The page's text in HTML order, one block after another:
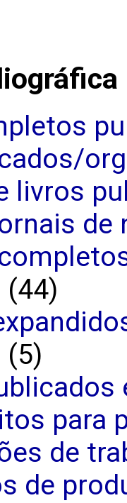
livros
(44)
(5)
para
de
de